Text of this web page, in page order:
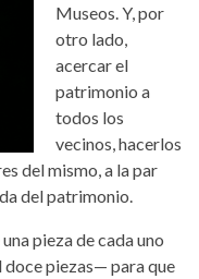
Museos. Y, por
otro lado,
acercar el
patrimonio a
todos los
vecinos, hacerlos
del mismo, a la par
del patrimonio.
pieza de cada uno
doce piezas— para que